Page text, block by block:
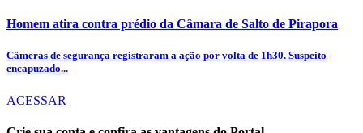
Homem atira contra prédio da Câmara de Salto de Pirapora
Câmeras de segurança registraram a ação por volta de 1h30. Suspeito
encapuzado...
ACESSAR